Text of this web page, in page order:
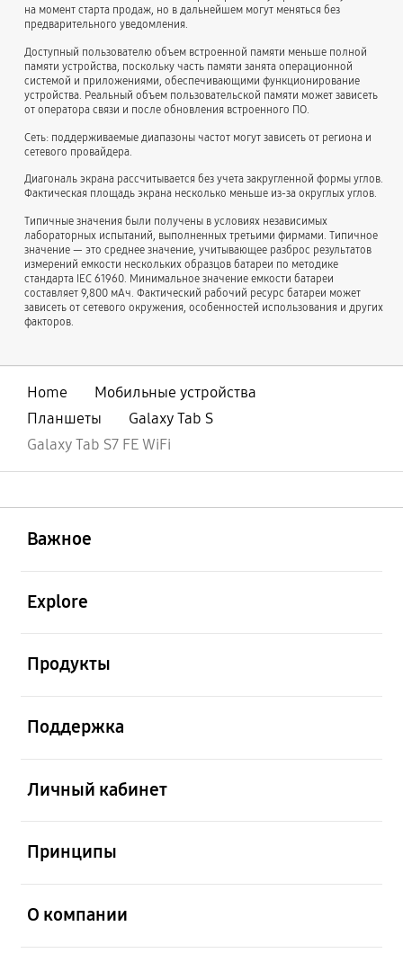
на момент старта продаж, но в дальнейшем могут меняться без
предварительного уведомления.
Доступный пользователю объем встроенной памяти меньше полной
памяти устройства, поскольку часть памяти занята операционной
системой и приложениями, обеспечивающими функционирование
устройства. Реальный объем пользовательской памяти может зависеть
от оператора связи и после обновления встроенного ПО.
Сеть: поддерживаемые диапазоны частот могут зависеть от региона и
сетевого провайдера.
Диагональ экрана рассчитывается без учета закругленной формы углов.
Фактическая площадь экрана несколько меньше из-за округлых углов.
Типичные значения были получены в условиях независимых
лабораторных испытаний, выполненных третьими фирмами. Типичное
значение — это среднее значение, учитывающее разброс результатов
измерений емкости нескольких образцов батареи по методике
стандарта IEC 61960. Минимальное значение емкости батареи
составляет 9,800 мАч. Фактический рабочий ресурс батареи может
зависеть от сетевого окружения, особенностей использования и других
факторов.
Home
Мобильные устройства
Планшеты
Galaxy Tab S
Galaxy Tab S7 FE WiFi
Важное
Explore
Продукты
Поддержка
Личный кабинет
Принципы
О компании